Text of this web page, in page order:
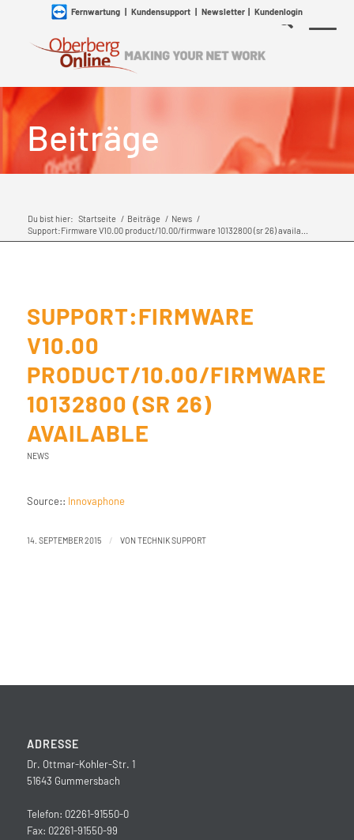
Fernwartung| Kundensupport| Newsletter| Kundenlogin
Beiträge
Du bist hier: Startseite / Beiträge / News /
Support:Firmware V10.00 product/10.00/firmware 10132800 (sr 26) availa...
SUPPORT:FIRMWARE
V10.00
PRODUCT/10.00/FIRMWARE
10132800 (SR 26)
AVAILABLE
NEWS
Source:: Innovaphone
14. SEPTEMBER 2015 / VON TECHNIK SUPPORT
ADRESSE
Dr. Ottmar-Kohler-Str. 1
51643 Gummersbach
Telefon: 02261-91550-0
Fax: 02261-91550-99